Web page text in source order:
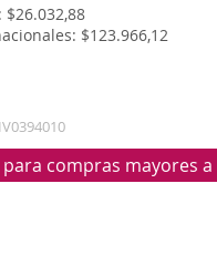
$123.966,12
compras mayores a